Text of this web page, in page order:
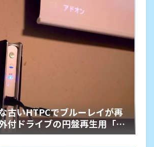
古いHTPCでブルーレイが再
付ドライブの円盤再生用「艦
生